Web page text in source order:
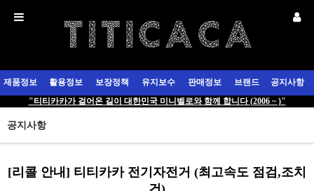
제품정보 활용정보 보장정책 유지보수 판매정보 브랜드
공지사항
"티티카카가 걸어온 길이 대한민국 미니벨로와 함께 합니다 (2006 ~ )"
공지사항
[리콜 안내] 티티카카 전기자전거 (최고속도 점검,조치